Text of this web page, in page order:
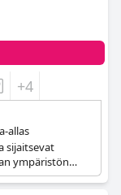
+4
allas
sijaitsevat
ympäristön